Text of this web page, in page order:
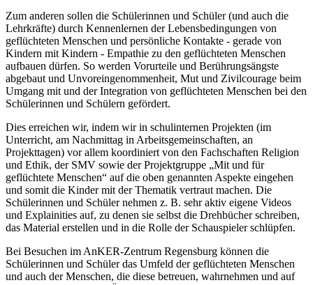
Zum anderen sollen die Schülerinnen und Schüler (und auch die
Lehrkräfte) durch Kennenlernen der Lebensbedingungen von
geflüchteten Menschen und persönliche Kontakte - gerade von
Kindern mit Kindern - Empathie zu den geflüchteten Menschen
aufbauen dürfen. So werden Vorurteile und Berührungsängste
abgebaut und Unvoreingenommenheit, Mut und Zivilcourage beim
Umgang mit und der Integration von geflüchteten Menschen bei den
Schülerinnen und Schülern gefördert.
Dies erreichen wir, indem wir in schulinternen Projekten (im
Unterricht, am Nachmittag in Arbeitsgemeinschaften, an
Projekttagen) vor allem koordiniert von den Fachschaften Religion
und Ethik, der SMV sowie der Projektgruppe „Mit und für
geflüchtete Menschen“ auf die oben genannten Aspekte eingehen
und somit die Kinder mit der Thematik vertraut machen. Die
Schülerinnen und Schüler nehmen z. B. sehr aktiv eigene Videos
und Explainities auf, zu denen sie selbst die Drehbücher schreiben,
das Material erstellen und in die Rolle der Schauspieler schlüpfen.
Bei Besuchen im AnKER-Zentrum Regensburg können die
Schülerinnen und Schüler das Umfeld der geflüchteten Menschen
und auch der Menschen, die diese betreuen, wahrnehmen und auf